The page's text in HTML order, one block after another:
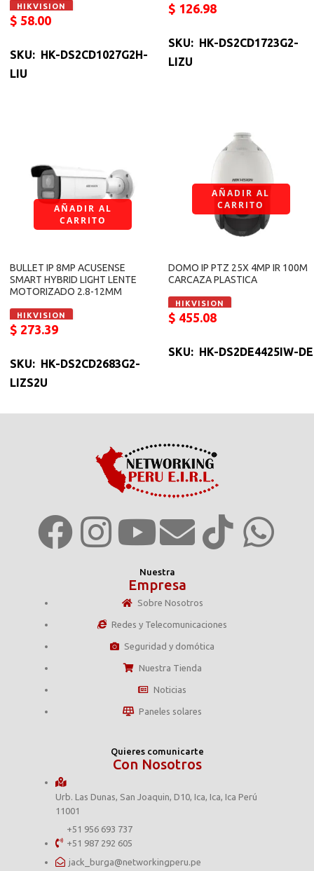
HIKVISION
$ 58.00
SKU: HK-DS2CD1027G2H-
LIU
$ 126.98
SKU: HK-DS2CD1723G2-
LIZU
BULLET IP 8MP ACUSENSE
SMART HYBRID LIGHT LENTE
MOTORIZADO 2.8-12MM
HIKVISION
$ 273.39
SKU: HK-DS2CD2683G2-
LIZS2U
AÑADIR AL
CARRITO
DOMO IP PTZ 25X 4MP IR 100M
CARCAZA PLASTICA
HIKVISION
$ 455.08
SKU: HK-DS2DE4425IW-DE
AÑADIR AL
CARRITO
Nuestra
Empresa
Sobre Nosotros
Redes y Telecomunicaciones
Seguridad y domótica
Nuestra Tienda
Noticias
Paneles solares
Quieres comunicarte
Con Nosotros
Urb. Las Dunas, San Joaquin, D10, Ica, Ica, Ica Perú
11001
+51 956 693 737
+51 987 292 605
jack_burga@networkingperu.pe